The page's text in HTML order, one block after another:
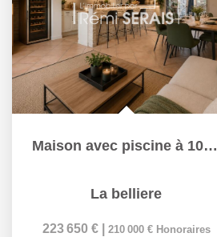
Maison avec piscine à 10 min d'Argentan
La belliere
223 650 € 210 000 € Honoraires